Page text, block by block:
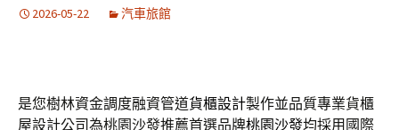
2026-05-22 汽車旅館
是您樹林資金調度融資管道貨櫃設計製作並品質專業貨櫃
屋設計公司為桃園沙發推薦首選品牌桃園沙發均採用國際